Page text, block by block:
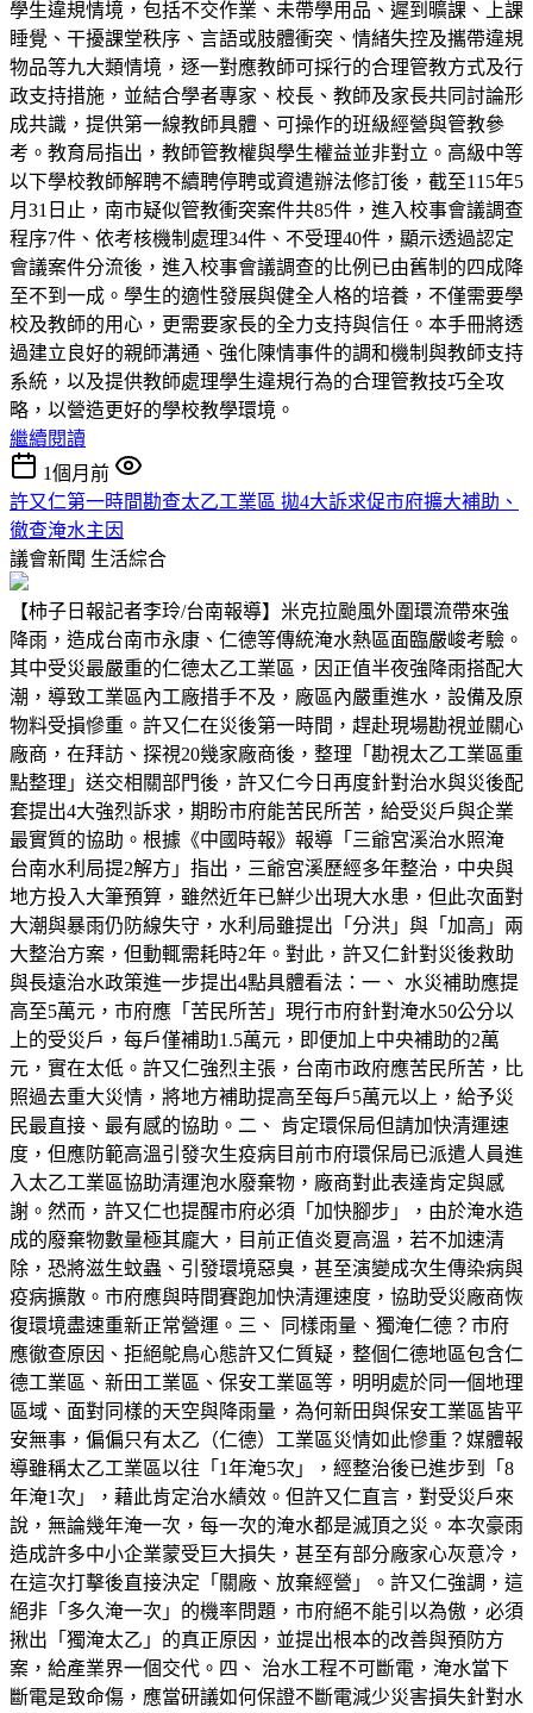
學生違規情境，包括不交作業、未帶學用品、遲到曠課、上課
睡覺、干擾課堂秩序、言語或肢體衝突、情緒失控及攜帶違規
物品等九大類情境，逐一對應教師可採行的合理管教方式及行
政支持措施，並結合學者專家、校長、教師及家長共同討論形
成共識，提供第一線教師具體、可操作的班級經營與管教參
考。教育局指出，教師管教權與學生權益並非對立。高級中等
以下學校教師解聘不續聘停聘或資遣辦法修訂後，截至115年5
月31日止，南市疑似管教衝突案件共85件，進入校事會議調查
程序7件、依考核機制處理34件、不受理40件，顯示透過認定
會議案件分流後，進入校事會議調查的比例已由舊制的四成降
至不到一成。學生的適性發展與健全人格的培養，不僅需要學
校及教師的用心，更需要家長的全力支持與信任。本手冊將透
過建立良好的親師溝通、強化陳情事件的調和機制與教師支持
系統，以及提供教師處理學生違規行為的合理管教技巧全攻
略，以營造更好的學校教學環境。
繼續閱讀
1個月前
許又仁第一時間勘查太乙工業區 拋4大訴求促市府擴大補助、
徹查淹水主因
議會新聞 生活綜合
【柿子日報記者李玲/台南報導】米克拉颱風外圍環流帶來強
降雨，造成台南市永康、仁德等傳統淹水熱區面臨嚴峻考驗。
其中受災最嚴重的仁德太乙工業區，因正值半夜強降雨搭配大
潮，導致工業區內工廠措手不及，廠區內嚴重進水，設備及原
物料受損慘重。許又仁在災後第一時間，趕赴現場勘視並關心
廠商，在拜訪、探視20幾家廠商後，整理「勘視太乙工業區重
點整理」送交相關部門後，許又仁今日再度針對治水與災後配
套提出4大強烈訴求，期盼市府能苦民所苦，給受災戶與企業
最實質的協助。根據《中國時報》報導「三爺宮溪治水照淹
台南水利局提2解方」指出，三爺宮溪歷經多年整治，中央與
地方投入大筆預算，雖然近年已鮮少出現大水患，但此次面對
大潮與暴雨仍防線失守，水利局雖提出「分洪」與「加高」兩
大整治方案，但動輒需耗時2年。對此，許又仁針對災後救助
與長遠治水政策進一步提出4點具體看法：一、 水災補助應提
高至5萬元，市府應「苦民所苦」現行市府針對淹水50公分以
上的受災戶，每戶僅補助1.5萬元，即便加上中央補助的2萬
元，實在太低。許又仁強烈主張，台南市政府應苦民所苦，比
照過去重大災情，將地方補助提高至每戶5萬元以上，給予災
民最直接、最有感的協助。二、 肯定環保局但請加快清運速
度，但應防範高溫引發次生疫病目前市府環保局已派遣人員進
入太乙工業區協助清運泡水廢棄物，廠商對此表達肯定與感
謝。然而，許又仁也提醒市府必須「加快腳步」，由於淹水造
成的廢棄物數量極其龐大，目前正值炎夏高溫，若不加速清
除，恐將滋生蚊蟲、引發環境惡臭，甚至演變成次生傳染病與
疫病擴散。市府應與時間賽跑加快清運速度，協助受災廠商恢
復環境盡速重新正常營運。三、 同樣雨量、獨淹仁德？市府
應徹查原因、拒絕鴕鳥心態許又仁質疑，整個仁德地區包含仁
德工業區、新田工業區、保安工業區等，明明處於同一個地理
區域、面對同樣的天空與降雨量，為何新田與保安工業區皆平
安無事，偏偏只有太乙（仁德）工業區災情如此慘重？媒體報
導雖稱太乙工業區以往「1年淹5次」，經整治後已進步到「8
年淹1次」，藉此肯定治水績效。但許又仁直言，對受災戶來
說，無論幾年淹一次，每一次的淹水都是滅頂之災。本次豪雨
造成許多中小企業蒙受巨大損失，甚至有部分廠家心灰意冷，
在這次打擊後直接決定「關廠、放棄經營」。許又仁強調，這
絕非「多久淹一次」的機率問題，市府絕不能引以為傲，必須
揪出「獨淹太乙」的真正原因，並提出根本的改善與預防方
案，給產業界一個交代。四、 治水工程不可斷電，淹水當下
斷電是致命傷，應當研議如何保證不斷電減少災害損失針對水